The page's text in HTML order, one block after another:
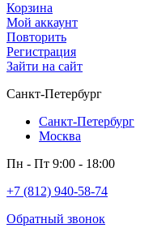
Корзина
Мой аккаунт
Повторить
Регистрация
Зайти на сайт
Санкт-Петербург
Санкт-Петербург
Москва
Пн - Пт 9:00 - 18:00
+7 (812) 940-58-74
Обратный звонок